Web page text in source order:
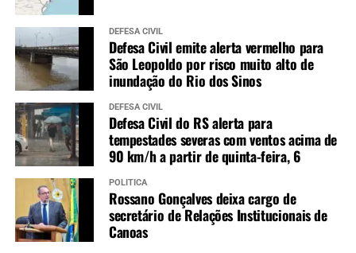
DEFESA CIVIL
Defesa Civil emite alerta vermelho para
São Leopoldo por risco muito alto de
inundação do Rio dos Sinos
DEFESA CIVIL
Defesa Civil do RS alerta para
tempestades severas com ventos acima de
90 km/h a partir de quinta-feira, 6
POLÍTICA
Rossano Gonçalves deixa cargo de
secretário de Relações Institucionais de
Canoas